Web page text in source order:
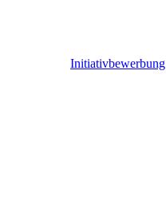
Initiativbewerbung